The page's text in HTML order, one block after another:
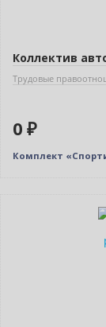
Коллектив
Трудовые
0 ₽
Комплект